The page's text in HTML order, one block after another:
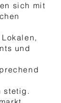
sich mit
und
stetig.